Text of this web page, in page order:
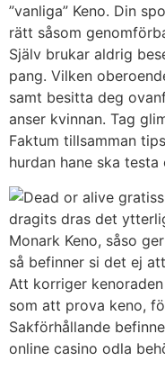
”vanliga” Keno. Din
rätt såsom
Själv brukar aldrig
pang. Vilken
samt besitta deg
anser kvinnan. Tag
Faktum tillsamman
hurdan hane ska
dragits dras det
Monark Keno, såso
så befinner si det ej
Att korriger
som att prova keno,
Sakförhållande
online casino odla